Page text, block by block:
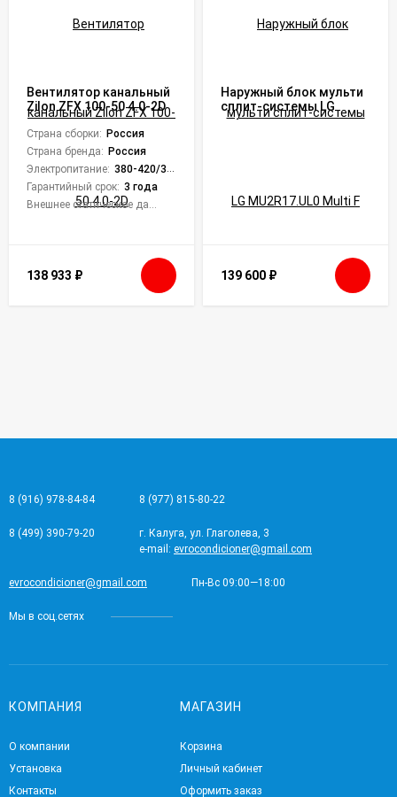
Вентилятор канальный
Zilon ZFX 100-50 4.0-2D
Страна сборки: Россия
Страна бренда: Россия
Электропитание: 380-420/3/50
Гарантийный срок: 3 года
Внешнее статическое давление, Па:
138 933 ₽
Наружный блок мульти
сплит-системы LG
MU2R17.UL0 Multi F
139 600 ₽
8 (916) 978-84-84 8 (977) 815-80-22
8 (499) 390-79-20
г. Калуга, ул. Глаголева, 3
e-mail: evrocondicioner@gmail.com
evrocondicioner@gmail.com Пн-Вс 09:00—18:00
Мы в соц.сетях
КОМПАНИЯ
О компании
Установка
Контакты
МАГАЗИН
Корзина
Личный кабинет
Оформить заказ